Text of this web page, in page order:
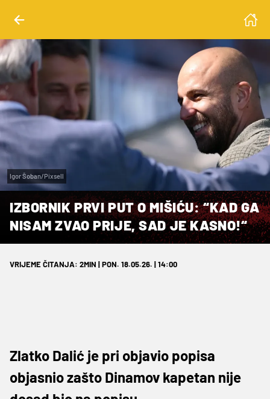
Igor Šoban/Pixsell
IZBORNIK PRVI PUT O MIŠIĆU: “KAD GA
NISAM ZVAO PRIJE, SAD JE KASNO!“
VRIJEME ČITANJA: 2MIN | PON. 18.05.26. | 14:00
Zlatko Dalić je pri objavio popisa
objasnio zašto Dinamov kapetan nije